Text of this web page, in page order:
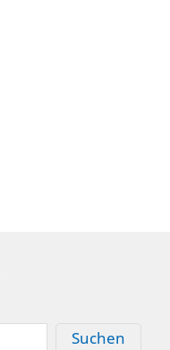
Suchen